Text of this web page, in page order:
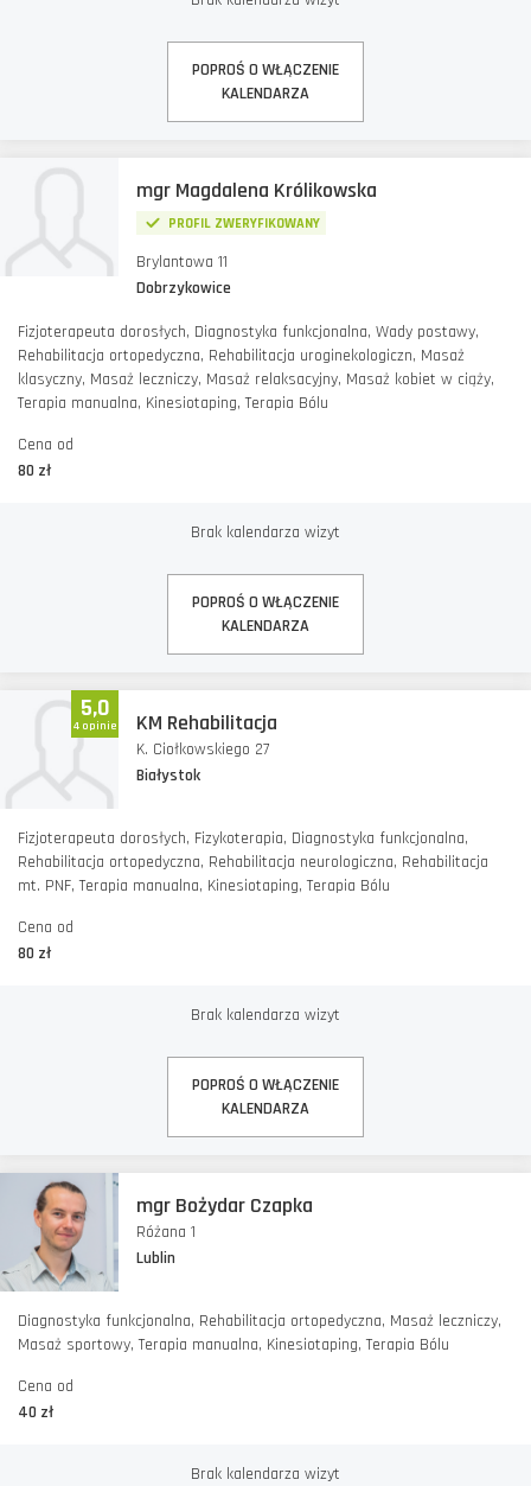
POPROŚ O WŁĄCZENIE
KALENDARZA
mgr Magdalena Królikowska
PROFIL ZWERYFIKOWANY
Brylantowa 11
Dobrzykowice
Fizjoterapeuta dorosłych, Diagnostyka funkcjonalna, Wady postawy,
Rehabilitacja ortopedyczna, Rehabilitacja uroginekologiczn, Masaż
klasyczny, Masaż leczniczy, Masaż relaksacyjny, Masaż kobiet w ciąży,
Terapia manualna, Kinesiotaping, Terapia Bólu
Cena od
80 zł
Brak kalendarza wizyt
POPROŚ O WŁĄCZENIE
KALENDARZA
5,0
4 opinie KM Rehabilitacja
K. Ciołkowskiego 27
Białystok
Fizjoterapeuta dorosłych, Fizykoterapia, Diagnostyka funkcjonalna,
Rehabilitacja ortopedyczna, Rehabilitacja neurologiczna, Rehabilitacja
mt. PNF, Terapia manualna, Kinesiotaping, Terapia Bólu
Cena od
80 zł
Brak kalendarza wizyt
POPROŚ O WŁĄCZENIE
KALENDARZA
mgr Bożydar Czapka
Różana 1
Lublin
Diagnostyka funkcjonalna, Rehabilitacja ortopedyczna, Masaż leczniczy,
Masaż sportowy, Terapia manualna, Kinesiotaping, Terapia Bólu
Cena od
40 zł
Brak kalendarza wizyt